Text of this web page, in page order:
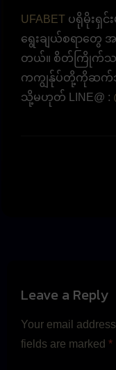
UFABET ပရိုမိုးရှင်
ရွေးချယ်စရာတွေ အ
တယ်။ စိတ်ကြိုက်သလိုရွ
ကကျွန်ုပ်တို့ကိုဆက်
သို့မဟုတ် LINE@ :
Leave a Reply
Your email
fields are marked *